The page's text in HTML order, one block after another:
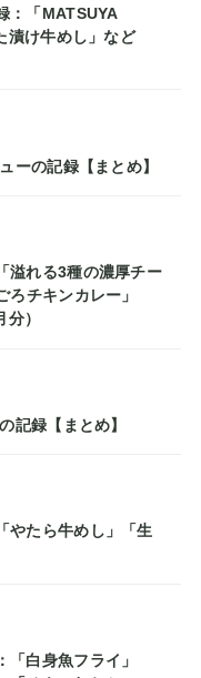
：「MATSUYA
漬け牛めし」など
ーの記録【まとめ】
溢れる3種の濃厚チー
チキンカレー」
）
記録【まとめ】
やたら牛めし」「生
「白身魚フライ」